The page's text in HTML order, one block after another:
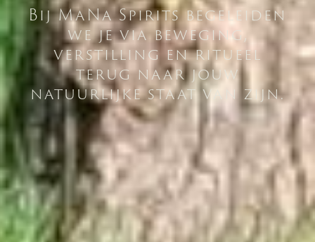
Bij MaNa Spirits begeleiden
we je via beweging,
verstilling en ritueel
terug naar jouw
natuurlijke staat van zijn.